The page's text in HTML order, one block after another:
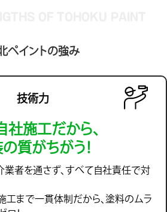
ペイントの強み
技術力
社施工だから、
質がちがう！
業者を通さず、すべて自社責任で対
工まで一貫体制だから、塗料のムラ